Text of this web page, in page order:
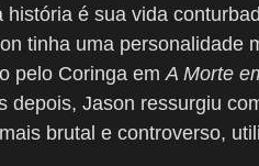
é sua vida
tinha uma personalidade
pelo Coringa emA Morte
depois, Jason ressurgiu
brutal e controverso,